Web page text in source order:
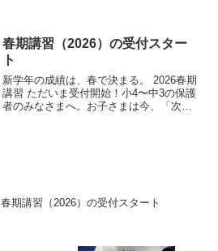
春期講習（2026）の受付スター
ト
新学年の成績は、春で決まる。 2026春期
講習 ただいま受付開始！小4〜中3の保護
者のみなさまへ。お子さまは今、「次の
春期講習（2026）の受付スタート